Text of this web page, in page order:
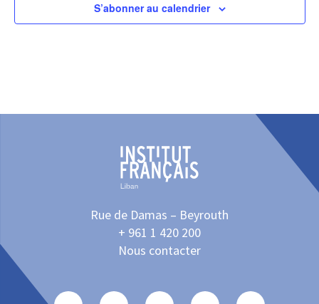
S’abonner au calendrier
Rue de Damas – Beyrouth
+ 961 1 420 200
Nous contacter